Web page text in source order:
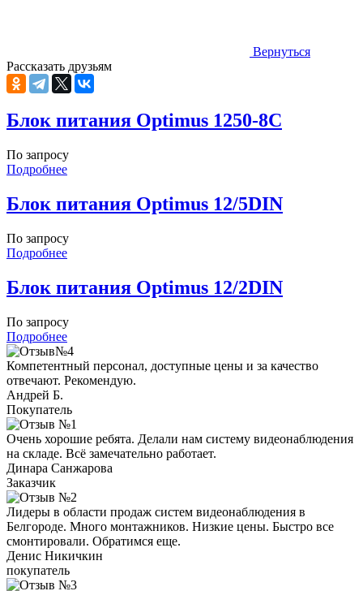
Вернуться
Рассказать друзьям
Блок питания Optimus 1250-8C
По запросу
Подробнее
Блок питания Optimus 12/5DIN
По запросу
Подробнее
Блок питания Optimus 12/2DIN
По запросу
Подробнее
Компетентный персонал, доступные цены и за качество
отвечают. Рекомендую.
Андрей Б.
Покупатель
Очень хорошие ребята. Делали нам систему видеонаблюдения
на складе. Всё замечательно работает.
Динара Санжарова
Заказчик
Лидеры в области продаж систем видеонаблюдения в
Белгороде. Много монтажников. Низкие цены. Быстро все
смонтировали. Обратимся еще.
Денис Никичкин
покупатель